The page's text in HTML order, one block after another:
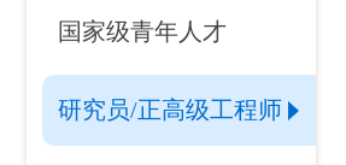
国家级青年人才
研究员/正高级工程师